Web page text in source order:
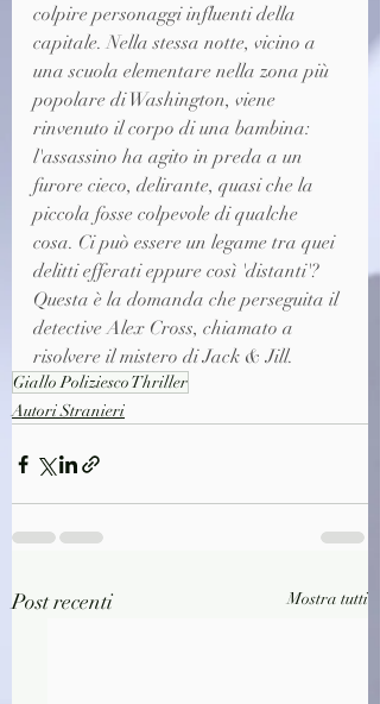
colpire personaggi influenti della
capitale. Nella stessa notte, vicino a
una scuola elementare nella zona più
popolare di Washington, viene
rinvenuto il corpo di una bambina:
l'assassino ha agito in preda a un
furore cieco, delirante, quasi che la
piccola fosse colpevole di qualche
cosa. Ci può essere un legame tra quei
delitti efferati eppure così 'distanti'?
Questa è la domanda che perseguita il
detective Alex Cross, chiamato a
risolvere il mistero di Jack & Jill.
Giallo Poliziesco Thriller
Autori Stranieri
Post recenti Mostra tutti